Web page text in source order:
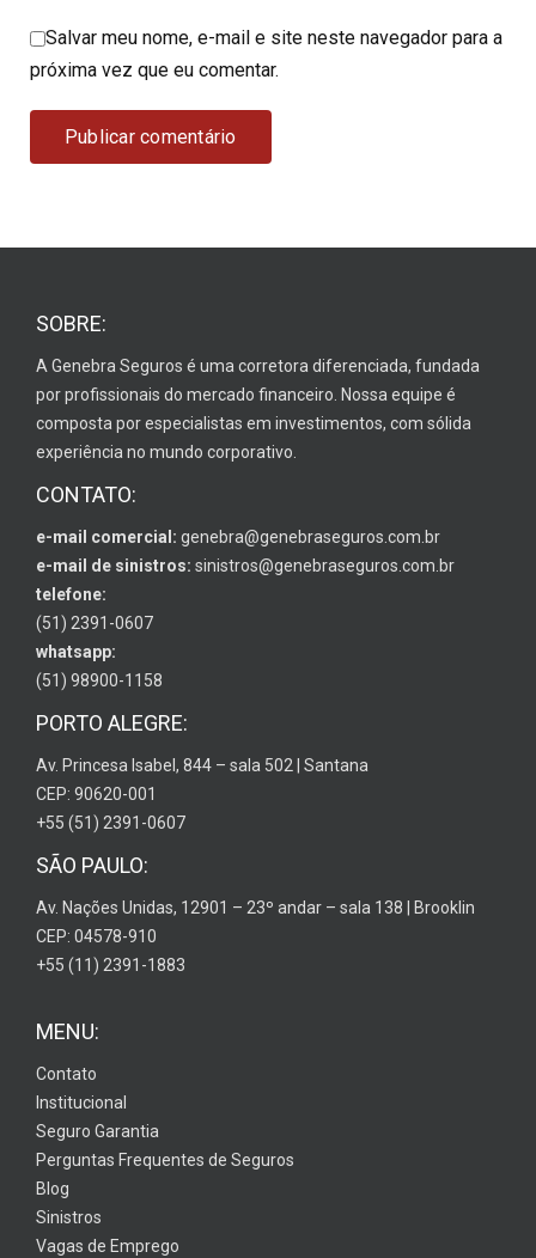
Salvar meu nome, e-mail e site neste navegador para a
próxima vez que eu comentar.
SOBRE:
A Genebra Seguros é uma corretora diferenciada, fundada
por profissionais do mercado financeiro. Nossa equipe é
composta por especialistas em investimentos, com sólida
experiência no mundo corporativo.
CONTATO:
e-mail comercial: genebra@genebraseguros.com.br
e-mail de sinistros: sinistros@genebraseguros.com.br
telefone:
(51) 2391-0607
whatsapp:
(51) 98900-1158
PORTO ALEGRE:
Av. Princesa Isabel, 844 – sala 502 | Santana
CEP: 90620-001
+55 (51) 2391-0607
SÃO PAULO:
Av. Nações Unidas, 12901 – 23º andar – sala 138 | Brooklin
CEP: 04578-910
+55 (11) 2391-1883
MENU:
Contato
Institucional
Seguro Garantia
Perguntas Frequentes de Seguros
Blog
Sinistros
Vagas de Emprego